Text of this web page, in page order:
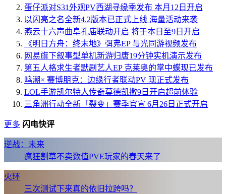
蛋仔派对S31外观PV西湖寻缘季发布 本月12日开启
以闪亮之名全新4.2版本已正式上线 海量活动来袭
燕云十六声曲阜孔庙联动开启 将于本日至9日开启
《明日方舟：终末地》弭弗EP 与光同游视频发布
网易旗下叙事型单机新游归唐19分钟实机演示发布
第五人格求生者默剧艺人EP 克莱奥的掌中蝶现已发布
鸣潮× 赛博朋克：边缘行者联动PV 现正式发布
LOL手游凯尔特人传奇莫德凯撒9日开启超前体验
三角洲行动全新「裂变」赛季官宣 6月26日正式开启
更多 闪电快评
逆战：未来
疯狂割草不卖数值PVE玩家的春天来了
火环
三次测试下来真的依旧拉跨吗？